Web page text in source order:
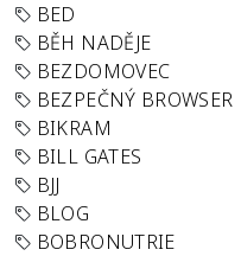
BED
BĚH NADĚJE
BEZDOMOVEC
BEZPEČNÝ BROWSER
BIKRAM
BILL GATES
BJJ
BLOG
BOBRONUTRIE